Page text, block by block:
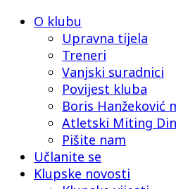
O klubu
Upravna tijela
Treneri
Vanjski suradnici
Povijest kluba
Boris Hanžeković
Atletski Miting
Pišite nam
Učlanite se
Klupske novosti